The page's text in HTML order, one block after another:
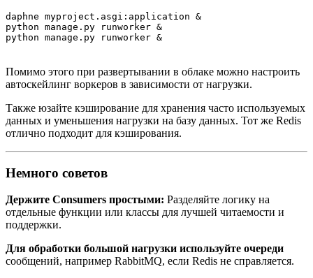
daphne myproject.asgi:application &
python manage.py runworker &
python manage.py runworker &
Помимо этого при развертывании в облаке можно настроить
автоскейлинг воркеров в зависимости от нагрузки.
Также юзайте кэширование для хранения часто используемых
данных и уменьшения нагрузки на базу данных. Тот же Redis
отлично подходит для кэширования.
Немного советов
Держите Consumers простыми: Разделяйте логику на
отдельные функции или классы для лучшей читаемости и
поддержки.
Для обработки большой нагрузки используйте очереди
сообщений, например RabbitMQ, если Redis не справляется.